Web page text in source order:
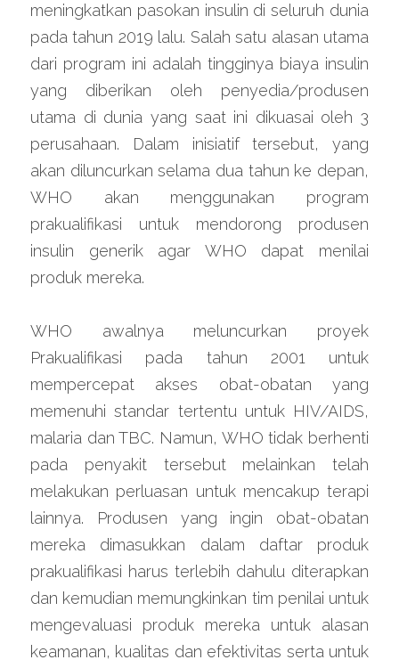
meningkatkan pasokan insulin di seluruh dunia
pada tahun 2019 lalu. Salah satu alasan utama
dari program ini adalah tingginya biaya insulin
yang diberikan oleh penyedia/produsen
utama di dunia yang saat ini dikuasai oleh 3
perusahaan. Dalam inisiatif tersebut, yang
akan diluncurkan selama dua tahun ke depan,
WHO akan menggunakan program
prakualifikasi untuk mendorong produsen
insulin generik agar WHO dapat menilai
produk mereka.
WHO awalnya meluncurkan proyek
Prakualifikasi pada tahun 2001 untuk
mempercepat akses obat-obatan yang
memenuhi standar tertentu untuk HIV/AIDS,
malaria dan TBC. Namun, WHO tidak berhenti
pada penyakit tersebut melainkan telah
melakukan perluasan untuk mencakup terapi
lainnya. Produsen yang ingin obat-obatan
mereka dimasukkan dalam daftar produk
prakualifikasi harus terlebih dahulu diterapkan
dan kemudian memungkinkan tim penilai untuk
mengevaluasi produk mereka untuk alasan
keamanan, kualitas dan efektivitas serta untuk